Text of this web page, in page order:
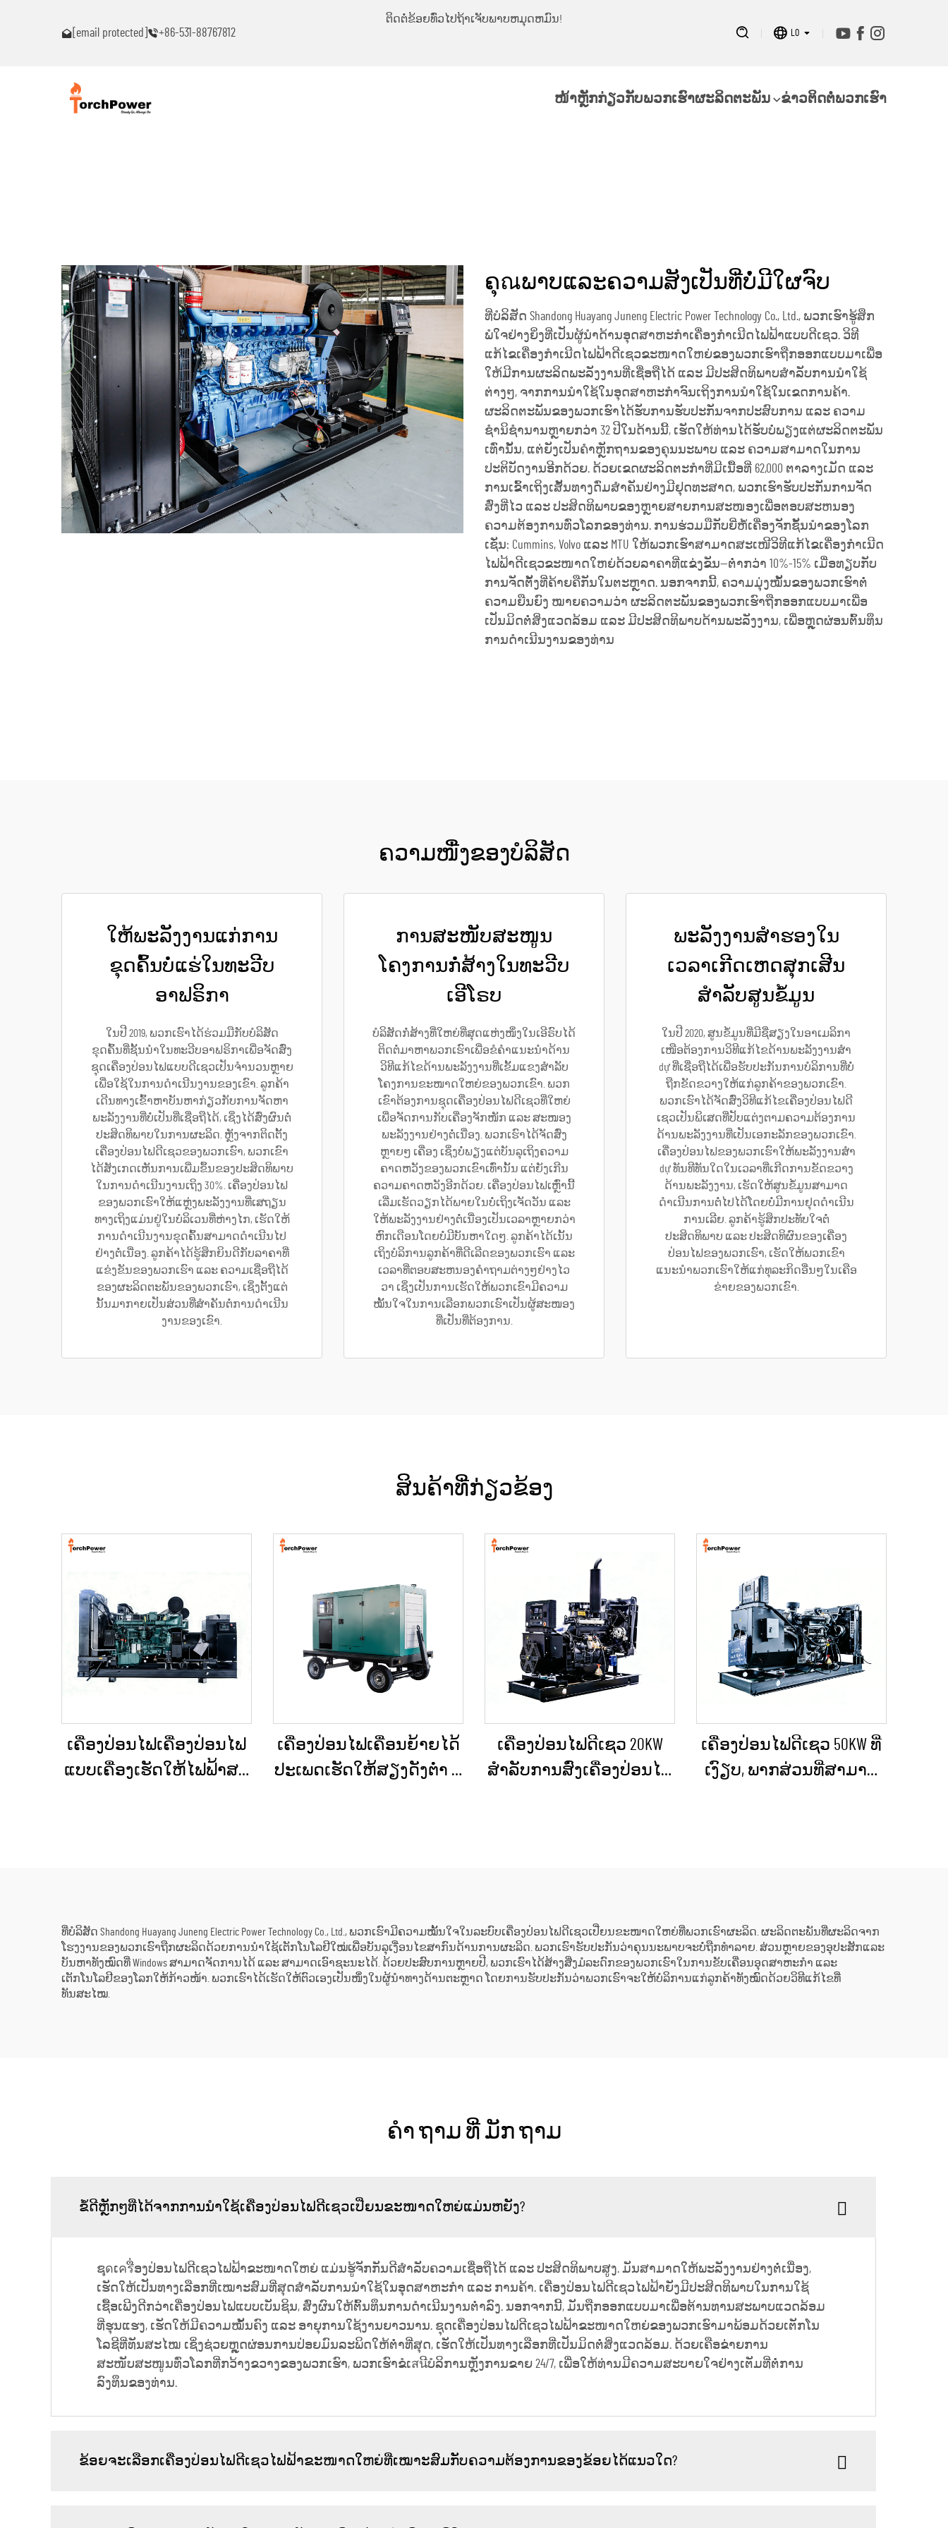
[email protected] +86-531-88767812
ຕິດຕໍ່ຂ້ອຍທົ່ວໄປຖ້າເຈັບພາບຫມຸດຫມົນ!
LO
ໜ້າຫຼັກກ່ຽວກັບພວກເຮົາຜະລິດຕະພັນ ຂ່າວຕິດຕໍ່ພວກເຮົາ
ຄຸณພາບແລະຄວາມສັງເປັນທີ່ບໍ່ມີໃຜຈົບ
ທີ່ບໍລິສັດ Shandong Huayang Juneng Electric Power Technology Co., Ltd., ພວກເຮົາຮູ້ສຶກ
ພໍໃຈຢ່າງຍິ່ງທີ່ເປັນຜູ້ນຳດ້ານອຸດສາຫະກຳເຄື່ອງກຳເນີດໄຟຟ້າແບບດີເຊວ. ວິທີ
ແກ້ໄຂເຄື່ອງກຳເນີດໄຟຟ້າດີເຊວຂະໜາດໃຫຍ່ຂອງພວກເຮົາຖືກອອກແບບມາເພື່ອ
ໃຫ້ມີການຜະລິດພະລັງງານທີ່ເຊື່ອຖືໄດ້ ແລະ ມີປະສິດທິພາບສຳລັບການນຳໃຊ້
ຕ່າງໆ, ຈາກການນຳໃຊ້ໃນອຸດສາຫະກຳຈົນເຖິງການນຳໃຊ້ໃນເຂດການຄ້າ.
ຜະລິດຕະພັນຂອງພວກເຮົາໄດ້ຮັບການຮັບປະກັນຈາກປະສົບການ ແລະ ຄວາມ
ຊຳນິຊຳນານຫຼາຍກວ່າ 32 ປີໃນດ້ານນີ້, ເຮັດໃຫ້ທ່ານໄດ້ຮັບບໍ່ພຽງແຕ່ຜະລິດຕະພັນ
ເທົ່ານັ້ນ, ແຕ່ຍັງເປັນຄຳຫຼັກຖານຂອງຄຸນນະພາບ ແລະ ຄວາມສາມາດໃນການ
ປະຕິບັດງານອີກດ້ວຍ. ດ້ວຍເຂດຜະລິດຕະກຳທີ່ມີເນື້ອທີ່ 62,000 ຕາລາງເມັດ ແລະ
ການເຂົ້າເຖິງເສັ້ນທາງດົ່ມສຳຄັນຢ່າງມີຢຸດທະສາດ, ພວກເຮົາຮັບປະກັນການຈັດ
ສົ່ງທີ່ໄວ ແລະ ປະສິດທິພາບຂອງຫຼາຍສາຍການສະໜອງເພື່ອຕອບສະຫນອງ
ຄວາມຕ້ອງການທົ່ວໂລກຂອງທ່ານ. ການຮ່ວມມືກັບຍີ່ຫໍ້ເຄື່ອງຈັກຊັ້ນນຳຂອງໂລກ
ເຊັ່ນ: Cummins, Volvo ແລະ MTU ໃຫ້ພວກເຮົາສາມາດສະເໜີວິທີແກ້ໄຂເຄື່ອງກຳເນີດ
ໄຟຟ້າດີເຊວຂະໜາດໃຫຍ່ດ້ວຍລາຄາທີ່ແຂ່ງຂັນ—ຕ່ຳກວ່າ 10%-15% ເມື່ອທຽບກັບ
ການຈັດຕັ້ງທີ່ຄ້າຍຄືກັນໃນຕະຫຼາດ. ນອກຈາກນີ້, ຄວາມມຸ່ງໝັ້ນຂອງພວກເຮົາຕໍ່
ຄວາມຍືນຍົງ ໝາຍຄວາມວ່າ ຜະລິດຕະພັນຂອງພວກເຮົາຖືກອອກແບບມາເພື່ອ
ເປັນມິດຕໍ່ສິ່ງແວດລ້ອມ ແລະ ມີປະສິດທິພາບດ້ານພະລັງງານ, ເພື່ອຫຼຸດຜ່ອນຕົ້ນທຶນ
ການດຳເນີນງານຂອງທ່ານ
ຄວາມໜື່ງຂອງບໍລິສັດ
ໃຫ້ພະລັງງານແກ່ການ
ຂຸດຄົ້ນບໍ່ແຮ່ໃນທະວີບ
ອາຟຣິກາ
ໃນປີ 2019, ພວກເຮົາໄດ້ຮ່ວມມືກັບບໍລິສັດ
ຂຸດຄົ້ນທີ່ຊັ້ນນຳໃນທະວີບອາຟຣິກາເພື່ອຈັດສົ່ງ
ຊຸດເຄື່ອງປ່ອນໄຟແບບດີເຊວເປັນຈຳນວນຫຼາຍ
ເພື່ອໃຊ້ໃນການດຳເນີນງານຂອງເຂົາ. ລູກຄ້າ
ເດີນທາງເຂົ້າຫາບັນຫາກ່ຽວກັບການຈັດຫາ
ພະລັງງານທີ່ບໍ່ເປັນທີ່ເຊື່ອຖືໄດ້, ເຊິ່ງໄດ້ສົ່ງຜົນຕໍ່
ປະສິດທິພາບໃນການຜະລິດ. ຫຼັງຈາກຕິດຕັ້ງ
ເຄື່ອງປ່ອນໄຟດີເຊວຂອງພວກເຮົາ, ພວກເຂົາ
ໄດ້ສັງເກດເຫັນການເພີ່ມຂຶ້ນຂອງປະສິດທິພາບ
ໃນການດຳເນີນງານເຖິງ 30%. ເຄື່ອງປ່ອນໄຟ
ຂອງພວກເຮົາໃຫ້ແຫຼ່ງພະລັງງານທີ່ເສຖຽນ
ທາງເຖິງແມ່ນຢູ່ໃນບໍລິເວນທີ່ຫ່າງໄກ, ເຮັດໃຫ້
ການດຳເນີນງານຂຸດຄົ້ນສາມາດດຳເນີນໄປ
ຢ່າງຕໍ່ເນື່ອງ. ລູກຄ້າໄດ້ຮູ້ສຶກຍິນດີກັບລາຄາທີ່
ແຂ່ງຂັນຂອງພວກເຮົາ ແລະ ຄວາມເຊື່ອຖືໄດ້
ຂອງຜະລິດຕະພັນຂອງພວກເຮົາ, ເຊິ່ງຕັ້ງແຕ່
ນັ້ນມາກາຍເປັນສ່ວນທີ່ສຳຄັນຕໍ່ການດຳເນີນ
ງານຂອງເຂົາ.
ການສະໜັບສະໜູນ
ໂຄງການກໍ່ສ້າງໃນທະວີບ
ເອີໂຣບ
ບໍລິສັດກໍ່ສ້າງທີ່ໃຫຍ່ທີ່ສຸດແຫ່ງໜຶ່ງໃນເອີຣົບໄດ້
ຕິດຕໍ່ມາຫາພວກເຮົາເພື່ອຂໍຄຳແນະນຳດ້ານ
ວິທີແກ້ໄຂດ້ານພະລັງງານທີ່ເຂັ້ມແຂງສຳລັບ
ໂຄງການຂະໜາດໃຫຍ່ຂອງພວກເຂົາ. ພວກ
ເຂົາຕ້ອງການຊຸດເຄື່ອງປ່ອນໄຟດີເຊວທີ່ໃຫຍ່
ເພື່ອຈັດການກັບເຄື່ອງຈັກໜັກ ແລະ ສະໜອງ
ພະລັງງານຢ່າງຕໍ່ເນື່ອງ. ພວກເຮົາໄດ້ຈັດສົ່ງ
ຫຼາຍໆ ເຄື່ອງ ເຊິ່ງບໍ່ພຽງແຕ່ບັນລຸເຖິງຄວາມ
ຄາດຫວັງຂອງພວກເຂົາເທົ່ານັ້ນ ແຕ່ຍັງເກີນ
ຄວາມຄາດຫວັງອີກດ້ວຍ. ເຄື່ອງປ່ອນໄຟເຫຼົ່ານີ້
ເລີ່ມເຮັດວຽກໄດ້ພາຍໃນບໍ່ເຖິງເຈັດວັນ ແລະ
ໃຫ້ພະລັງງານຢ່າງຕໍ່ເນື່ອງເປັນເວລາຫຼາຍກວ່າ
ຫົກເດືອນໂດຍບໍ່ມີບັນຫາໃດໆ. ລູກຄ້າໄດ້ເນັ້ນ
ເຖິງບໍລິການລູກຄ້າທີ່ດີເລີດຂອງພວກເຮົາ ແລະ
ເວລາທີ່ຕອບສະຫນອງຄຳຖາມຕ່າງໆຢ່າງໄວ
ວາ ເຊິ່ງເປັນການເຮັດໃຫ້ພວກເຂົາມີຄວາມ
ໝັ້ນໃຈໃນການເລືອກພວກເຮົາເປັນຜູ້ສະໜອງ
ທີ່ເປັນທີ່ຕ້ອງການ.
ພະລັງງານສຳຮອງໃນ
ເວລາເກີດເຫດສຸກເສີນ
ສຳລັບສູນຂໍ້ມູນ
ໃນປີ 2020, ສູນຂໍ້ມູນທີ່ມີຊື່ສຽງໃນອາເມລິກາ
ເໜືອຕ້ອງການວິທີແກ້ໄຂດ້ານພະລັງງານສຳ
dự ທີ່ເຊື່ອຖືໄດ້ເພື່ອຮັບປະກັນການບໍລິການທີ່ບໍ່
ຖືກຂັດຂວາງໃຫ້ແກ່ລູກຄ້າຂອງພວກເຂົາ.
ພວກເຮົາໄດ້ຈັດສົ່ງວິທີແກ້ໄຂເຄື່ອງປ່ອນໄຟດີ
ເຊວເປັນພິເສດທີ່ປັບແຕ່ງຕາມຄວາມຕ້ອງການ
ດ້ານພະລັງງານທີ່ເປັນເອກະລັກຂອງພວກເຂົາ.
ເຄື່ອງປ່ອນໄຟຂອງພວກເຮົາໃຫ້ພະລັງງານສຳ
dự ທັນທີທັນໃດໃນເວລາທີ່ເກີດການຂັດຂວາງ
ດ້ານພະລັງງານ, ເຮັດໃຫ້ສູນຂໍ້ມູນສາມາດ
ດຳເນີນການຕໍ່ໄປໄດ້ໂດຍບໍ່ມີການຢຸດດຳເນີນ
ການເລີຍ. ລູກຄ້າຮູ້ສຶກປະທັບໃຈຕໍ່
ປະສິດທິພາບ ແລະ ປະສິດທິຜົນຂອງເຄື່ອງ
ປ່ອນໄຟຂອງພວກເຮົາ, ເຮັດໃຫ້ພວກເຂົາ
ແນະນຳພວກເຮົາໃຫ້ແກ່ທຸລະກິດອື່ນໆໃນເຄືອ
ຂ່າຍຂອງພວກເຂົາ.
ສິນຄ້າທີ່ກ່ຽວຂ້ອງ
ເຄື່ອງປ່ອນໄຟເຄື່ອງປ່ອນໄຟ
ແບບເຄື່ອງເຮັດໃຫ້ໄຟຟ້າສະ
ເຄື່ອງປ່ອນໄຟເຄື່ອນຍ້າຍໄດ້
ປະເພດເຮັດໃຫ້ສຽງດັງຕ່ຳ ທີ່
ເຄື່ອງປ່ອນໄຟດີເຊວ 20KW
ສຳລັບການສົ່ງເຄື່ອງປ່ອນໄຟ
ເຄື່ອງປ່ອນໄຟດີເຊວ 50KW ທີ່
ເງົຽບ, ພາກສ່ວນທີ່ສາມາດ
ທີ່ບໍລິສັດ Shandong Huayang Juneng Electric Power Technology Co., Ltd., ພວກເຮົາມີຄວາມໝັ້ນໃຈໃນລະບົບເຄື່ອງປ່ອນໄຟດີເຊວເປີ່ຍນຂະໜາດໃຫຍ່ທີ່ພວກເຮົາຜະລິດ. ຜະລິດຕະພັນທີ່ຜະລິດຈາກ
ໂຮງງານຂອງພວກເຮົາຖືກຜະລິດດ້ວຍການນຳໃຊ້ເຕັກໂນໂລຢີໃໝ່ເພື່ອບັນລຸເງື່ອນໄຂສາກົນດ້ານການຜະລິດ. ພວກເຮົາຮັບປະກັນວ່າຄຸນນະພາບຈະບໍ່ຖືກທຳລາຍ. ສ່ວນຫຼາຍຂອງອຸປະສັກແລະ
ບັນຫາທັງໝົດທີ່ Windows ສາມາດຈັດການໄດ້ ແລະ ສາມາດເອົາຊະນະໄດ້. ດ້ວຍປະສົບການຫຼາຍປີ, ພວກເຮົາໄດ້ສ້າງສີ່ງມໍລະດົກຂອງພວກເຮົາໃນການຂັບເຄື່ອນອຸດສາຫະກຳ ແລະ
ເຕັກໂນໂລຢີຂອງໂລກໃຫ້ກ້າວໜ້າ. ພວກເຮົາໄດ້ເຮັດໃຫ້ຕົວເອງເປັນໜຶ່ງໃນຜູ້ນຳທາງດ້ານຕະຫຼາດ ໂດຍການຮັບປະກັນວ່າພວກເຮົາຈະໃຫ້ບໍລິການແກ່ລູກຄ້າທັງໝົດດ້ວຍວິທີແກ້ໄຂທີ່
ທັນສະໄໝ.
ຄໍາ ຖາມ ທີ່ ມັກ ຖາມ
ຂໍ້ດີຫຼັກໆທີ່ໄດ້ຈາກການນຳໃຊ້ເຄື່ອງປ່ອນໄຟດີເຊວເປີ່ຍນຂະໜາດໃຫຍ່ແມ່ນຫຍັງ?
ຊุดເครື່ອງປ່ອນໄຟດີເຊວໄຟຟ້າຂະໜາດໃຫຍ່ ແມ່ນຮູ້ຈັກກັນດີສຳລັບຄວາມເຊື່ອຖືໄດ້ ແລະ ປະສິດທິພາບສູງ. ມັນສາມາດໃຫ້ພະລັງງານຢ່າງຕໍ່ເນື່ອງ,
ເຮັດໃຫ້ເປັນທາງເລືອກທີ່ເໝາະສົມທີ່ສຸດສຳລັບການນຳໃຊ້ໃນອຸດສາຫະກຳ ແລະ ການຄ້າ. ເຄື່ອງປ່ອນໄຟດີເຊວໄຟຟ້າຍັງມີປະສິດທິພາບໃນການໃຊ້
ເຊື້ອເພີງດີກວ່າເຄື່ອງປ່ອນໄຟແບບເບັນຊິນ, ສົ່ງຜົນໃຫ້ຕົ້ນທຶນການດຳເນີນງານຕ່ຳລົງ. ນອກຈາກນີ້, ມັນຖືກອອກແບບມາເພື່ອຕ້ານທານສະພາບແວດລ້ອມ
ທີ່ຮຸນແຮງ, ເຮັດໃຫ້ມີຄວາມໝັ້ນຄົງ ແລະ ອາຍຸການໃຊ້ງານຍາວນານ. ຊຸດເຄື່ອງປ່ອນໄຟດີເຊວໄຟຟ້າຂະໜາດໃຫຍ່ຂອງພວກເຮົາມາພ້ອມດ້ວຍເຕັກໂນ
ໂລຊີທີ່ທັນສະໄໝ ເຊິ່ງຊ່ວຍຫຼຸດຜ່ອນການປ່ອຍມົນລະພິດໃຫ້ຕ່ຳທີ່ສຸດ, ເຮັດໃຫ້ເປັນທາງເລືອກທີ່ເປັນມິດຕໍ່ສິ່ງແວດລ້ອມ. ດ້ວຍເຄືອຂ່າຍການ
ສະໜັບສະໜູນທົ່ວໂລກທີ່ກວ້າງຂວາງຂອງພວກເຮົາ, ພວກເຮົາຂໍເสนີບໍລິການຫຼັງການຂາຍ 24/7, ເພື່ອໃຫ້ທ່ານມີຄວາມສະບາຍໃຈຢ່າງເຕັມທີ່ຕໍ່ການ
ລົງທຶນຂອງທ່ານ.
ຂ້ອຍຈະເລືອກເຄື່ອງປ່ອນໄຟດີເຊວໄຟຟ້າຂະໜາດໃຫຍ່ທີ່ເໝາະສົມກັບຄວາມຕ້ອງການຂອງຂ້ອຍໄດ້ແນວໃດ?